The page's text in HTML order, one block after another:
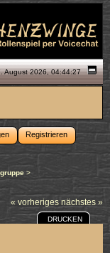
August 2026, 04:44:27
Registrieren
>
« vorheriges nächstes »
DRUCKEN